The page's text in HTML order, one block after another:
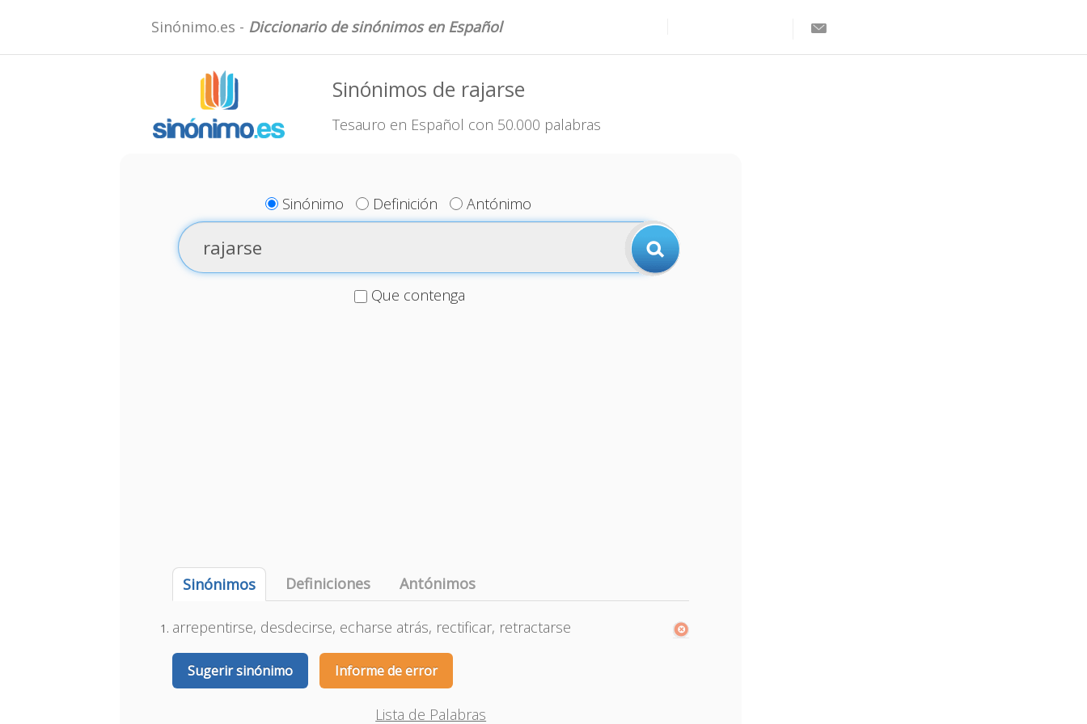
Sinónimo.es - Diccionario de sinónimos en Español
Sinónimos de rajarse
Tesauro en Español con 50.000 palabras
Sinónimo Definición Antónimo
Que contenga
Sinónimos Definiciones Antónimos
arrepentirse, desdecirse, echarse atrás, rectificar, retractarse
Sugerir sinónimo Informe de error
Lista de Palabras